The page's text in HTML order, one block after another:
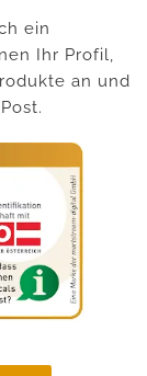
ein
Ihr Profil,
an und